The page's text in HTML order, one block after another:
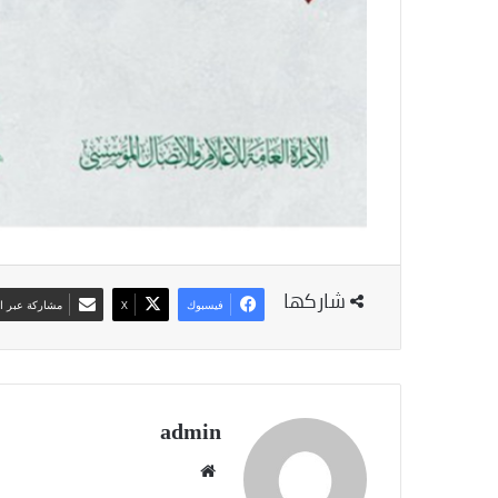
شاركها فيسبوك ‫X مشاركة عبر
admin